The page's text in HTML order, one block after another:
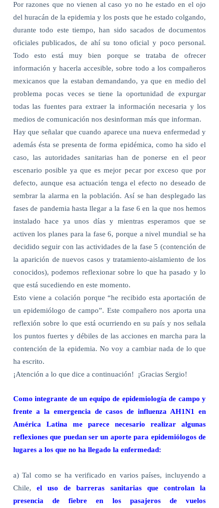
Por razones que no vienen al caso yo no he estado en el ojo
del huracán de la epidemia y los posts que he estado colgando,
durante todo este tiempo, han sido sacados de documentos
oficiales publicados, de ahí su tono oficial y poco personal.
Todo esto está muy bien porque se trataba de ofrecer
información y hacerla accesible, sobre todo a los compañeros
mexicanos que la estaban demandando, ya que en medio del
problema pocas veces se tiene la oportunidad de expurgar
todas las fuentes para extraer la información necesaria y los
medios de comunicación nos desinforman más que informan.
Hay que señalar que cuando aparece una nueva enfermedad y
además ésta se presenta de forma epidémica, como ha sido el
caso, las autoridades sanitarias han de ponerse en el peor
escenario posible ya que es mejor pecar por exceso que por
defecto, aunque esa actuación tenga el efecto no deseado de
sembrar la alarma en la población. Así se han desplegado las
fases de pandemia hasta llegar a la fase 6 en la que nos hemos
instalado hace ya unos días y mientras esperamos que se
activen los planes para la fase 6, porque a nivel mundial se ha
decidido seguir con las actividades de la fase 5 (contención de
la aparición de nuevos casos y tratamiento-aislamiento de los
conocidos), podemos reflexionar sobre lo que ha pasado y lo
que está sucediendo en este momento.
Esto viene a colación porque “he recibido esta aportación de
un epidemiólogo de campo”. Este compañero nos aporta una
reflexión sobre lo que está ocurriendo en su país y nos señala
los puntos fuertes y débiles de las acciones en marcha para la
contención de la epidemia. No voy a cambiar nada de lo que
ha escrito.
¡Atención a lo que dice a continuación!
¡Gracias Sergio!
Como integrante de un equipo de epidemiología de campo y
frente a la emergencia de casos de influenza AH1N1 en
América Latina me parece necesario realizar algunas
reflexiones que puedan ser un aporte para epidemiólogos de
lugares a los que no ha llegado la enfermedad:
a) Tal como se ha verificado en varios países, incluyendo a
Chile,el uso de barreras sanitarias que controlan la
presencia de fiebre en los pasajeros de vuelos